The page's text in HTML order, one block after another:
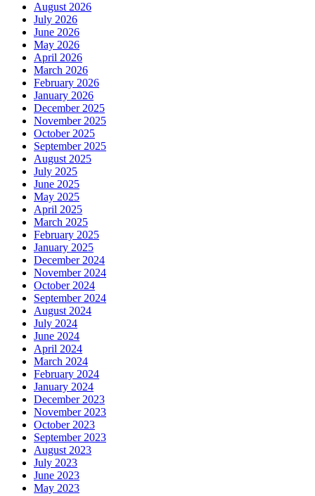
August 2026
July 2026
June 2026
May 2026
April 2026
March 2026
February 2026
January 2026
December 2025
November 2025
October 2025
September 2025
August 2025
July 2025
June 2025
May 2025
April 2025
March 2025
February 2025
January 2025
December 2024
November 2024
October 2024
September 2024
August 2024
July 2024
June 2024
April 2024
March 2024
February 2024
January 2024
December 2023
November 2023
October 2023
September 2023
August 2023
July 2023
June 2023
May 2023